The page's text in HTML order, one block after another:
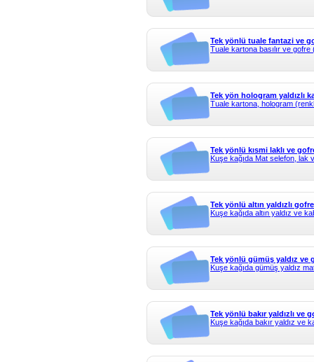
Tek yönlü tuale fantazi ve
Tuale kartona basılır ve gofre
Tek yön hologram yaldızlı
Tuale kartona, hologram
Tek yönlü kısmi laklı ve
Kuşe kağıda Mat selefon, lak
Tek yönlü altın yaldızlı
Kuşe kağıda altın yaldız ve
Tek yönlü gümüş yaldız ve
Kuşe kağıda gümüş yaldız
Tek yönlü bakır yaldızlı ve
Kuşe kağıda bakır yaldız ve